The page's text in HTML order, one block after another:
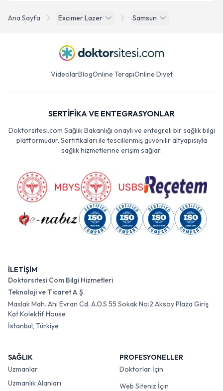
Ana Sayfa Excimer Lazer Samsun
VideolarBlogOnline TerapiOnline Diyet
SERTİFİKA VE ENTEGRASYONLAR
Doktorsitesi.com Sağlık Bakanlığı onaylı ve entegreli bir sağlık bilgi
platformudur. Sertifikaları ile tescillenmiş güvenilir altyapısıyla
sağlık hizmetlerine erişim sağlar.
İLETİŞİM
Doktorsitesi Com Bilgi Hizmetleri
Teknoloji ve Ticaret A.Ş.
Maslak Mah. Ahi Evran Cd. A.O.S 55 Sokak No:2 Aksoy Plaza Giriş
Kat Kolektif House
İstanbul, Türkiye
SAĞLIK
Uzmanlar
Uzmanlık Alanları
PROFESYONELLER
Doktorlar İçin
Web Siteniz İçin